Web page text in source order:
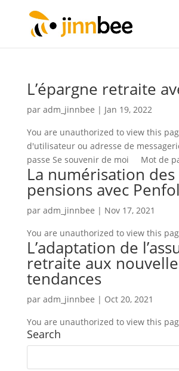
L’épargne retraite
par adm_jinnbee | Jan 19, 2022
You are unauthorized to view this
d'utilisateur ou adresse de
passe Se souvenir de moi Mot de
La numérisation des
pensions avec
par adm_jinnbee | Nov 17, 2021
You are unauthorized to view this
L’adaptation de
retraite aux
tendances
par adm_jinnbee | Oct 20, 2021
You are unauthorized to view this
Search